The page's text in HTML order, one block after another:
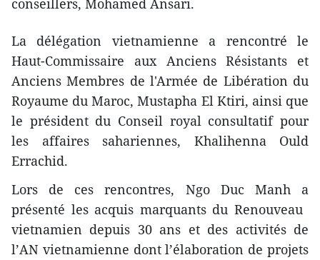
conseillers, Mohamed Ansari.
La délégation vietnamienne a rencontré le
Haut-Commissaire aux Anciens Résistants et
Anciens Membres de l'Armée de Libération du
Royaume du Maroc, Mustapha El Ktiri, ainsi que
le président du Conseil royal consultatif pour
les affaires sahariennes, Khalihenna Ould
Errachid.
Lors de ces rencontres, Ngo Duc Manh a
présenté les acquis marquants d​u Renouveau ​
vietnamien depuis 30 ans et des activités de
l’AN vietnamienne dont l’élaboration de projets